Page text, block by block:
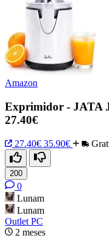
Amazon
Exprimidor - JATA
27.40€
27.40€ 35.90€
200
0
Lunam
Lunam
Outlet PC
2 meses